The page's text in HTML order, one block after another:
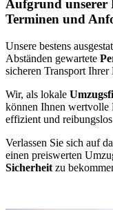
Aufgrund unserer
Terminen und
Unsere bestens
Abständen gewartete
sicheren Transport Ihrer
Wir, als lokale
können Ihnen wertvolle
effizient und
Verlassen Sie sich auf
einen preiswerten
Sicherheit zu